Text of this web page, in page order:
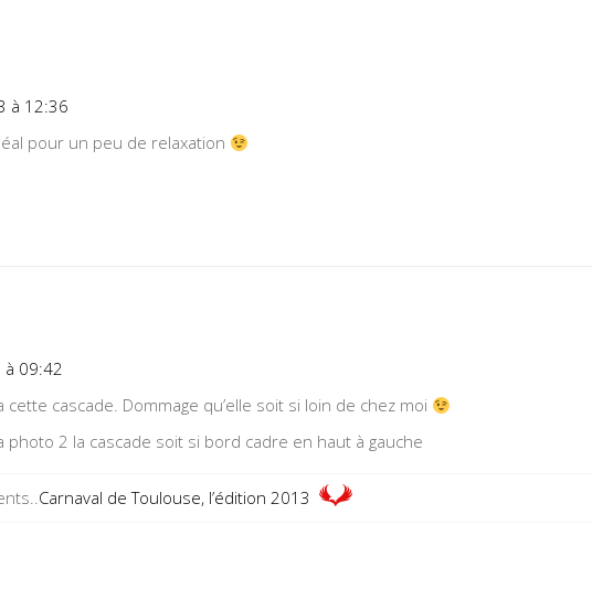
à 12:36
pour un peu de relaxation
à 09:42
cette cascade. Dommage qu’elle soit si loin de chez moi
photo 2 la cascade soit si bord cadre en haut à gauche
Carnaval de Toulouse, l’édition 2013